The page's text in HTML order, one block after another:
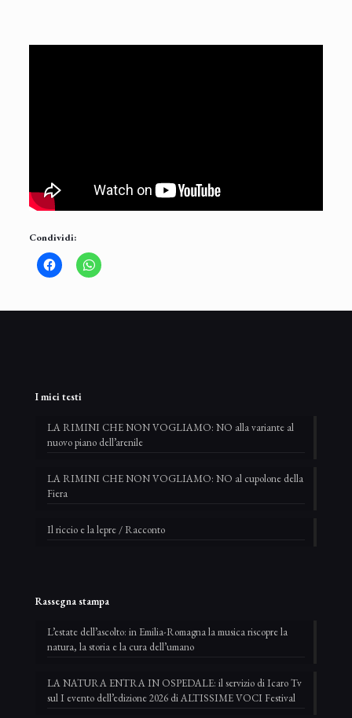
Condividi:
I miei testi
LA RIMINI CHE NON VOGLIAMO: NO alla variante al
nuovo piano dell’arenile
LA RIMINI CHE NON VOGLIAMO: NO al cupolone della
Fiera
Il riccio e la lepre / Racconto
Rassegna stampa
L’estate dell’ascolto: in Emilia-Romagna la musica riscopre la
natura, la storia e la cura dell’umano
LA NATURA ENTRA IN OSPEDALE: il servizio di Icaro Tv
sul I evento dell’edizione 2026 di ALTISSIME VOCI Festival